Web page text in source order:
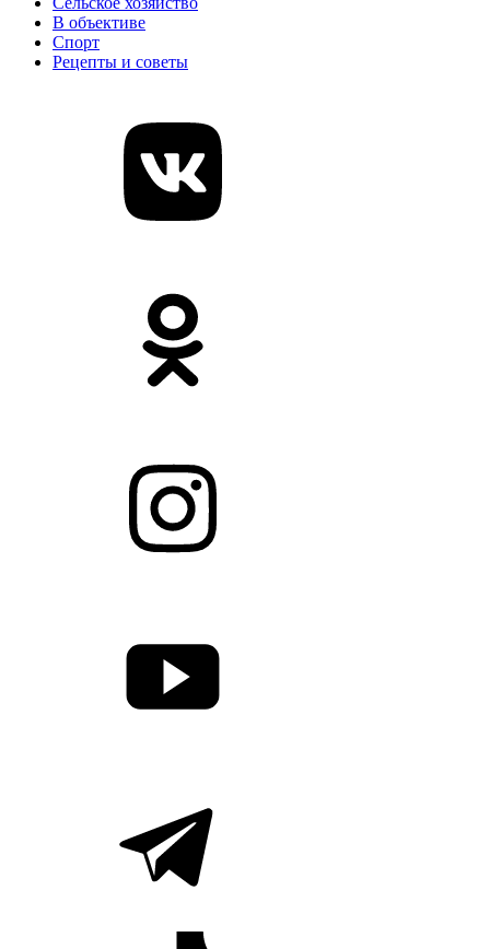
В объективе
Спорт
Рецепты и советы